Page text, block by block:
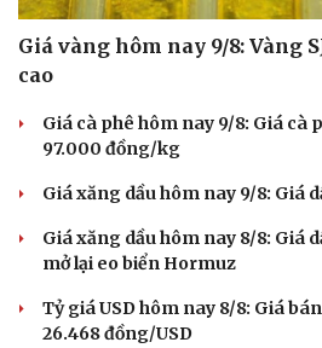
Văn hóa
Giá vàng hôm nay 9/8: Vàng
cao
Giá cà phê hôm nay 9/8: Giá cà
97.000 đồng/kg
Giá xăng dầu hôm nay 9/8: Giá
Giá xăng dầu hôm nay 8/8: Giá
mở lại eo biển Hormuz
Tỷ giá USD hôm nay 8/8: Giá
26.468 đồng/USD